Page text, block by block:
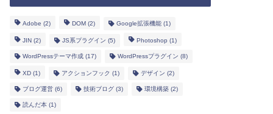
Adobe (2) DOM(2) Google拡張機能(1)
JIN(2) JS系プラグイン (5) Photoshop (1)
WordPressテーマ作成(17) WordPressプラグイン (8)
XD(1) アクションフック (1) デザイン (2)
ブログ運営(6) 技術ブログ(3) 環境構築(2)
読んだ本(1)